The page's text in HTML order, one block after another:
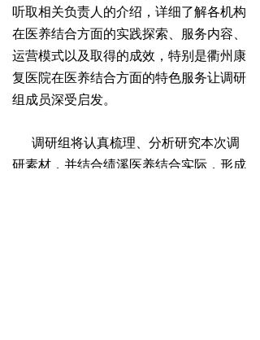
听取相关负责人的介绍，详细了解各机构
在医养结合方面的实践探索、服务内容、
运营模式以及取得的成效，特别是衢州康
复医院在医养结合方面的特色服务让调研
组成员深受启发。
调研组将认真梳理、分析研究本次调
研素材，并结合绩溪医养结合实际，形成